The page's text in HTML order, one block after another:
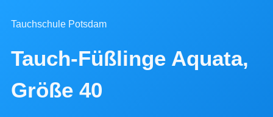
Tauchschule Potsdam
Tauch-Füßlinge Aquata,
Größe 40